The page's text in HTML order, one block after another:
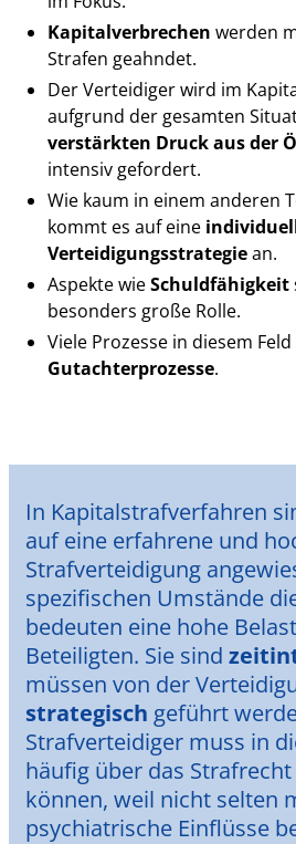
Kapitalverbrechen werden
Strafen geahndet.
Der Verteidiger wird im
aufgrund der gesamten
verstärkten Druck aus der
intensiv gefordert.
Wie kaum in einem anderen
kommt es auf eine
Verteidigungsstrategiean.
Aspekte wieSchuldfähigkeit
besonders große Rolle.
Viele Prozesse in diesem
Gutachterprozesse.
In Kapitalstrafverfahren
auf eine erfahrene und
Strafverteidigung
spezifischen Umstände
bedeuten eine hohe
Beteiligten. Sie sind
müssen von der
strategisch geführt
Strafverteidiger muss in
häufig über das
können, weil nicht selten
psychiatrische Einflüsse